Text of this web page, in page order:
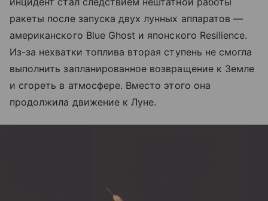
ракеты после запуска двух лунных аппаратов —
американского Blue Ghost и японского Resilience.
Из-за нехватки топлива вторая ступень не смогла
выполнить запланированное возвращение к Земле
и сгореть в атмосфере. Вместо этого она
продолжила движение к Луне.